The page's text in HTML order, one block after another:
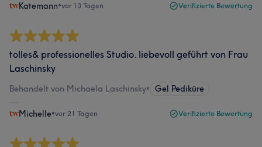
Katemann•vor 13 Tagen Verifizierte Bewertung
tolles& professionelles Studio. liebevoll geführt von Frau
Laschinsky
Behandelt von Michaela Laschinsky• Gel Pediküre
Michelle•vor 21 Tagen Verifizierte Bewertung